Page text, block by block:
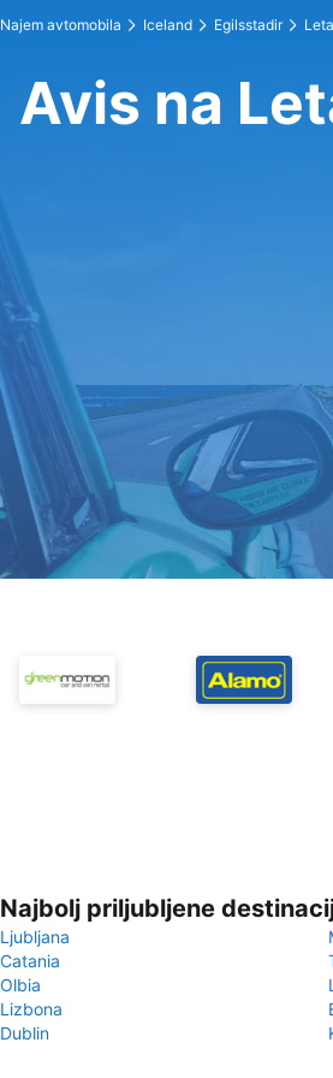
Najem avtomobila Iceland Egilsstadir
Avis na
Najbolj priljubljene
Ljubljana
Catania
Olbia
Lizbona
Dublin